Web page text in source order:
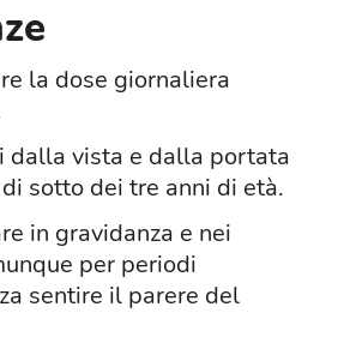
la dose giornaliera
dalla vista e dalla portata
sotto dei tre anni di età.
in gravidanza e nei
per periodi
sentire il parere del